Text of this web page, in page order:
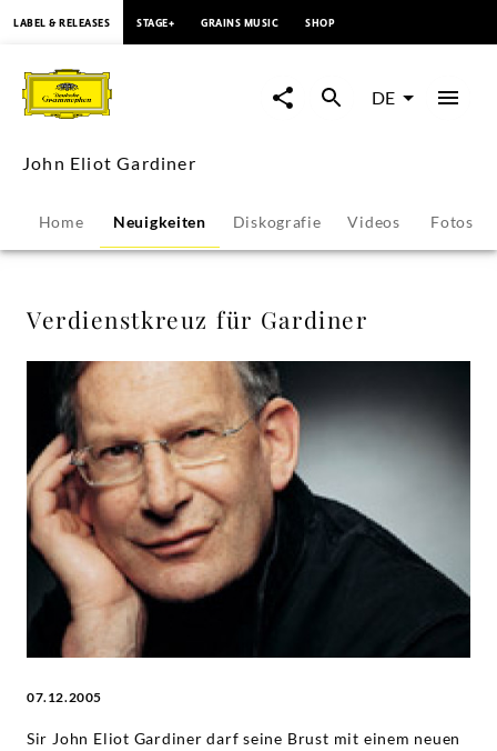
Verdienstkreuz
für
Gardiner
John
Eliot
Gardiner
Deutsche
Grammophon
LABEL & RELEASES STAGE+ GRAINS MUSIC SHOP
DE
John Eliot Gardiner
Home Neuigkeiten Diskografie Videos Fotos
Verdienstkreuz für Gardiner
07.12.2005
Sir John Eliot Gardiner darf seine Brust mit einem neuen